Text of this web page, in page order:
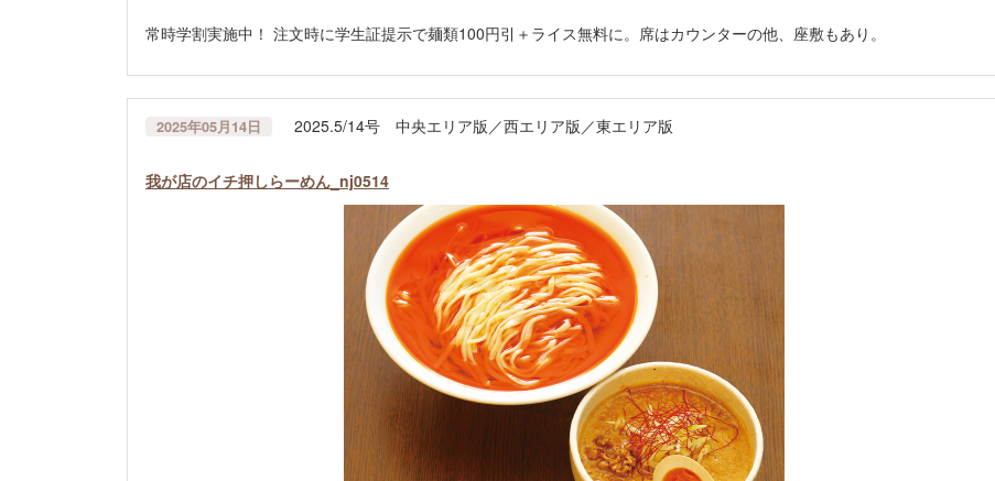
常時学割実施中！ 注文時に学生証提示で麺類100円引＋ライス無料に。席はカウンターの他、座敷もあり。
2025年05月14日 2025.5/14号 中央エリア版／西エリア版／東エリア版
我が店のイチ押しらーめん_nj0514